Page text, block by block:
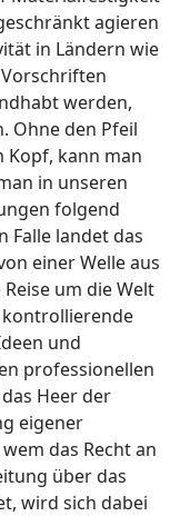
agieren
in Ländern wie
Vorschriften
werden,
Ohne den Pfeil
Kopf, kann man
in unseren
folgend
Falle landet das
einer Welle aus
um die Welt
kontrollierende
und
professionellen
Heer der
eigener
das Recht an
über das
wird sich dabei